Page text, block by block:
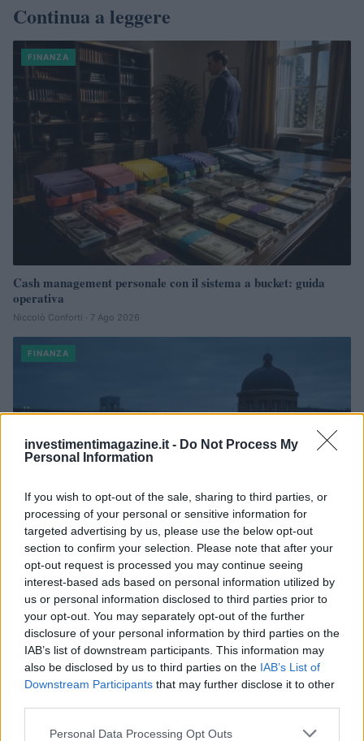
investimentimagazine.it - Do Not Process My
Personal Information
If you wish to opt-out of the sale, sharing to third parties, or
processing of your personal or sensitive information for
targeted advertising by us, please use the below opt-out
section to confirm your selection. Please note that after your
opt-out request is processed you may continue seeing
interest-based ads based on personal information utilized by
us or personal information disclosed to third parties prior to
your opt-out. You may separately opt-out of the further
disclosure of your personal information by third parties on the
IAB’s list of downstream participants. This information may
also be disclosed by us to third parties on the IAB’s List of
Downstream Participants that may further disclose it to other
Please note that this website/app uses one or more Google
Personal Data Processing Opt Outs
Continua a leggere
FINANZA
Cash management personale con il sistema a bucket: guida
operativa
Niccolò Conforti · 7 Ago 2026
FINANZA
Dolomiti Energia: utile semestrale a 100 milioni e investimenti
record nelle rinnovabili
Edoardo Vitali · 7 Ago 2026
FINANZA